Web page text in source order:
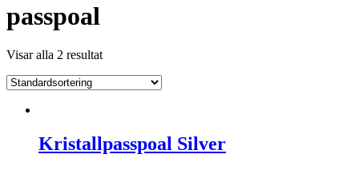
passpoal
Visar alla 2 resultat
Kristallpasspoal Silver